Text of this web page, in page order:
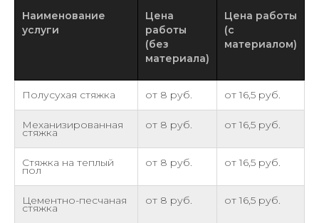
Наименование
услуги
Цена
работы
(без
материала)
Цена работы
(с
материалом)
Полусухая стяжка от 8 руб. от 16,5 руб.
Механизированная
стяжка
от 8 руб. от 16,5 руб.
Стяжка на теплый
пол
от 8 руб. от 16,5 руб.
Цементно-песчаная
стяжка
от 8 руб. от 16,5 руб.